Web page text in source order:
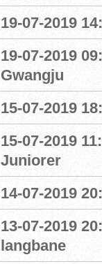
19-07-2019
19-07-2019
Gwangju
15-07-2019
15-07-2019
Juniorer
14-07-2019
13-07-2019
langbane